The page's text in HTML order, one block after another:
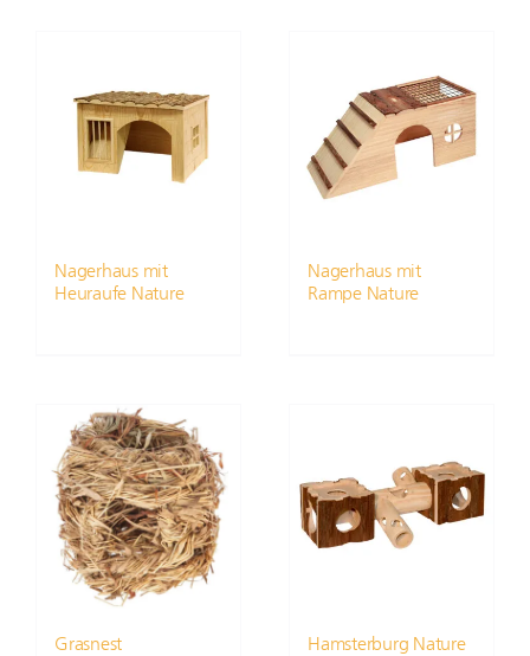
Nagerhaus mit
Heuraufe Nature
Nagerhaus mit
Rampe Nature
Grasnest Hamsterburg Nature